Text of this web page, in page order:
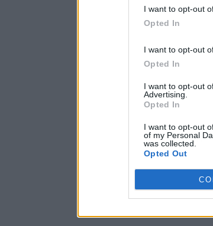
I want to opt-out
Opted In
I want to opt-out
Opted In
I want to opt-out
Advertising.
Opted In
I want to opt-out
of my Personal
was collected.
Opted Out
Publicidad